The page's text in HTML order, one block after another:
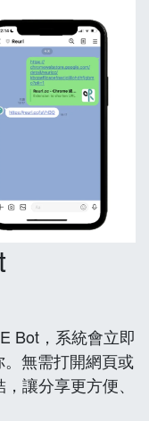
Bot，系統會立即
無需打開網頁或
讓分享更方便、